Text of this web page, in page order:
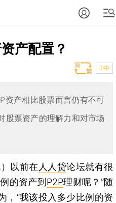
产配置？
T中
资产相比股票而言仍有不可
股票资产的理解力和对市场
以前在 人人贷论坛就有很
的资产到P2P理财呢？”随
，“我该投入多少比例的资